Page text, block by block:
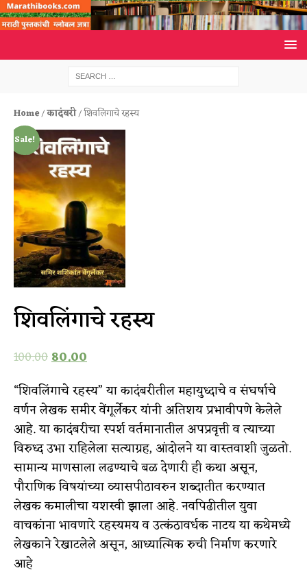
Home/कादंबरी/ शिवलिंगाचे रहस्य
Sale!
शिवलिंगाचे रहस्य
100.0080.00
“शिवलिंगाचे रहस्य” या कादंबरीतील महायुध्दाचे व संघर्षाचे
वर्णन लेखक समीर वेंगूर्लेकर यांनी अतिशय प्रभावीपणे केलेले
आहे. या कादंबरीचा स्पर्श वर्तमानातील अपप्रवृत्ती व त्याच्या
विरुध्द उभा राहिलेला सत्याग्रह, आंदोलने या वास्तवाशी जुळतो.
सामान्य माणसाला लढण्याचे बळ देणारी ही कथा असून,
पौराणिक विषयांच्या व्यासपीठावरुन शब्दातीत करण्यात
लेखक कमालीचा यशस्वी झाला आहे. नवपिढीतील युवा
वाचकांना भावणारे रहस्यमय व उत्कंठावर्धक नाटय या कथेमध्ये
लेखकाने रेखाटलेले असून, आध्यात्मिक रुची निर्माण करणारे
आहे